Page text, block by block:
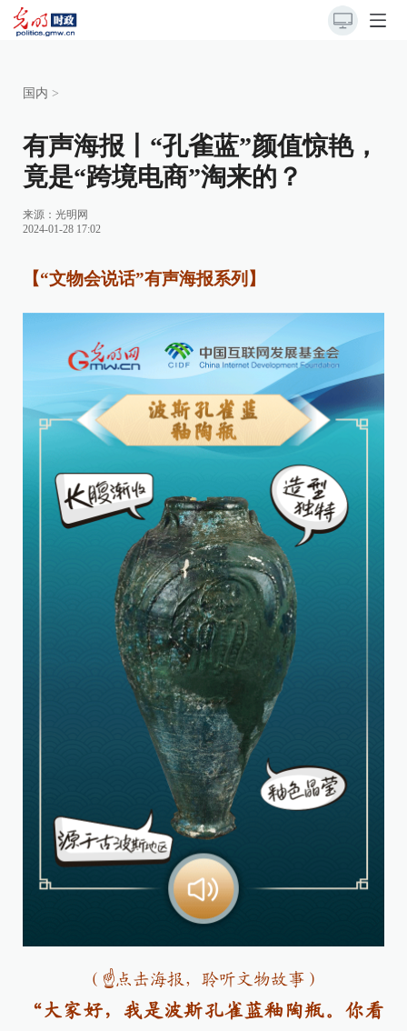
国内 >
有声海报丨“孔雀蓝”颜值惊艳，
竟是“跨境电商”淘来的？
来源： 光明网
2024-01-28 17:02
【“文物会说话”有声海报系列】
（ ☝点击海报，聆听文物故事）
“大家好，我是波斯孔雀蓝釉陶瓶。你看